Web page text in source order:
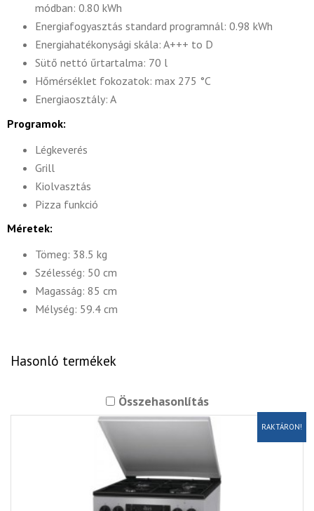
módban: 0.80 kWh
Energiafogyasztás standard programnál: 0.98 kWh
Energiahatékonysági skála: A+++ to D
Sütő nettó űrtartalma: 70 l
Hőmérséklet fokozatok: max 275 °C
Energiaosztály: A
Programok:
Légkeverés
Grill
Kiolvasztás
Pizza funkció
Méretek:
Tömeg: 38.5 kg
Szélesség: 50 cm
Magasság: 85 cm
Mélység: 59.4 cm
Hasonló termékek
Összehasonlítás
RAKTÁRON!